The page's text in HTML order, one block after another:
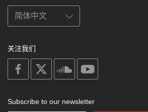
关注我们
on
facebook
soundcloud
Subscribe to our newsletter